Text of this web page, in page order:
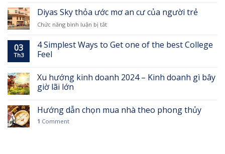
aigiới
tư
Hàn
Metro
Diyas Sky thỏa ước mơ an cư của người trẻ
Chức năng bình luận bị tắtở
Sky
thỏa
an
trẻ
03
Th3
4 Simplest Ways to Get one of the best College
Feel
Xu hướng kinh doanh 2024 – Kinh doanh gì bây
giờ lãi lớn
Hướng dẫn chọn mua nhà theo phong thủy
1 Comment